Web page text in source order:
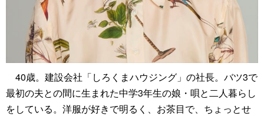
40歳。建設会社「しろくまハウジング」の社長。バツ3で
最初の夫との間に生まれた中学3年生の娘・唄と二人暮らし
をしている。洋服が好きで明るく、お茶目で、ちょっとせ